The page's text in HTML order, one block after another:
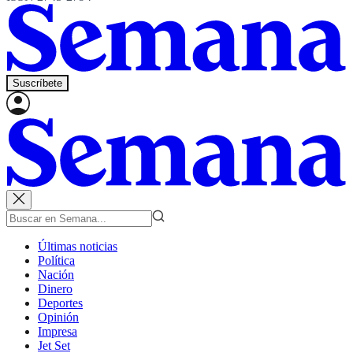
Suscríbete
Últimas noticias
Política
Nación
Dinero
Deportes
Opinión
Impresa
Jet Set